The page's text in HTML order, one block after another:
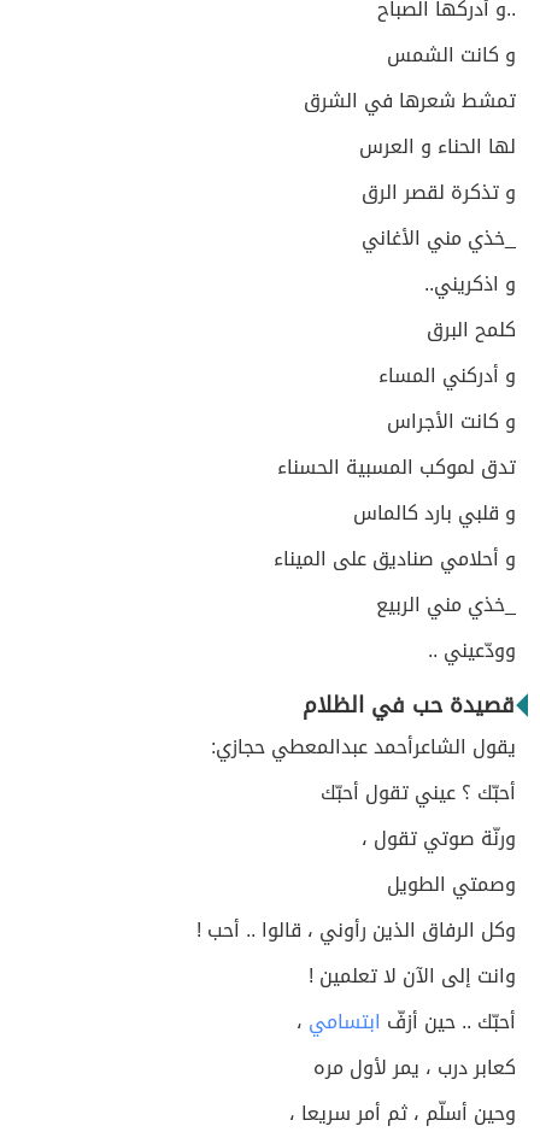
..و أدركها الصباح
و كانت الشمس
تمشط شعرها في الشرق
لها الحناء و العرس
و تذكرة لقصر الرق
_خذي مني الأغاني
و اذكريني..
كلمح البرق
و أدركني المساء
و كانت الأجراس
تدق لموكب المسبية الحسناء
و قلبي بارد كالماس
و أحلامي صناديق على الميناء
_خذي مني الربيع
وودّعيني ..
قصيدة حب في الظلام
يقول الشاعرأحمد عبدالمعطي حجازي:
أحبّك ؟ عيني تقول أحبّك
ورنّة صوتي تقول ،
وصمتي الطويل
وكل الرفاق الذين رأوني ، قالوا .. أحب !
وانت إلى الآن لا تعلمين !
أحبّك .. حين أزفّ ابتسامي ،
كعابر درب ، يمر لأول مره
وحين أسلّم ، ثم أمر سريعا ،